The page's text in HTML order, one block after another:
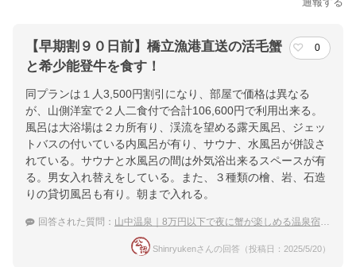
【早期割９０日前】橋立漁港直送の活毛蟹
と希少能登牛を食す！
0
同プランは１人3,500円割引になり、部屋で価格は異なる
が、山側洋室で２人二食付で合計106,600円で利用出来る。
風呂は大浴場は２カ所有り、渓流を望める露天風呂、ジェッ
トバスの付いている内風呂が有り、サウナ、水風呂が併設さ
れている。サウナと水風呂の間は外気浴出来るスペースが有
る。男女入れ替えをしている。また、３種類の檜、岩、石造
りの貸切風呂も有り。朝まで入れる。
回答された質問： 山中温泉｜8万円以下で夜に蟹が楽しめる温泉宿のおすすめは？
Shinryukenさんの回答（投稿日：2025/5/20）